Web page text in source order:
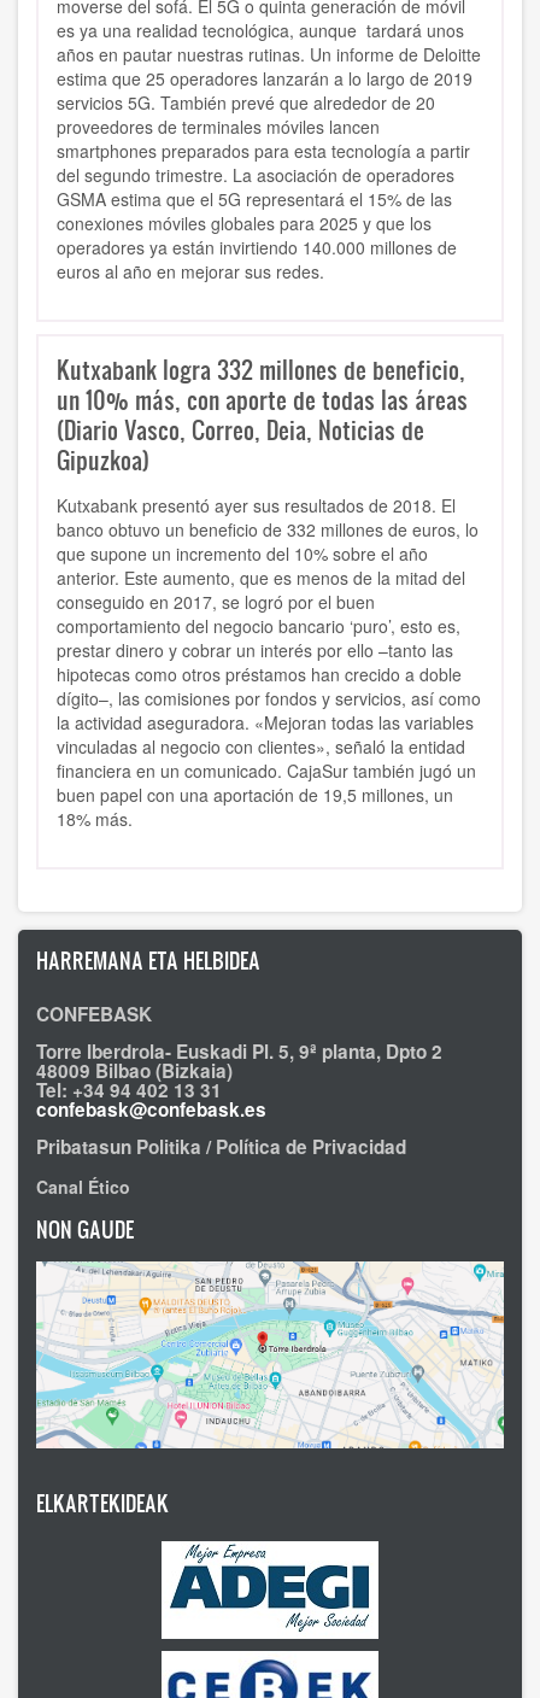
moverse del sofá. El 5G o quinta generación de móvil
es ya una realidad tecnológica, aunque tardará unos
años en pautar nuestras rutinas. Un informe de Deloitte
estima que 25 operadores lanzarán a lo largo de 2019
servicios 5G. También prevé que alrededor de 20
proveedores de terminales móviles lancen
smartphones preparados para esta tecnología a partir
del segundo trimestre. La asociación de operadores
GSMA estima que el 5G representará el 15% de las
conexiones móviles globales para 2025 y que los
operadores ya están invirtiendo 140.000 millones de
euros al año en mejorar sus redes.
Kutxabank logra 332 millones de beneficio,
un 10% más, con aporte de todas las áreas
(Diario Vasco, Correo, Deia, Noticias de
Gipuzkoa)
Kutxabank presentó ayer sus resultados de 2018. El
banco obtuvo un beneficio de 332 millones de euros, lo
que supone un incremento del 10% sobre el año
anterior. Este aumento, que es menos de la mitad del
conseguido en 2017, se logró por el buen
comportamiento del negocio bancario ‘puro’, esto es,
prestar dinero y cobrar un interés por ello –tanto las
hipotecas como otros préstamos han crecido a doble
dígito–, las comisiones por fondos y servicios, así como
la actividad aseguradora. «Mejoran todas las variables
vinculadas al negocio con clientes», señaló la entidad
financiera en un comunicado. CajaSur también jugó un
buen papel con una aportación de 19,5 millones, un
18% más.
HARREMANA ETA HELBIDEA
CONFEBASK
Torre Iberdrola- Euskadi Pl. 5, 9ª planta, Dpto 2
48009 Bilbao (Bizkaia)
Tel: +34 94 402 13 31
confebask@confebask.es
Pribatasun Politika / Política de Privacidad
Canal Ético
NON GAUDE
ELKARTEKIDEAK